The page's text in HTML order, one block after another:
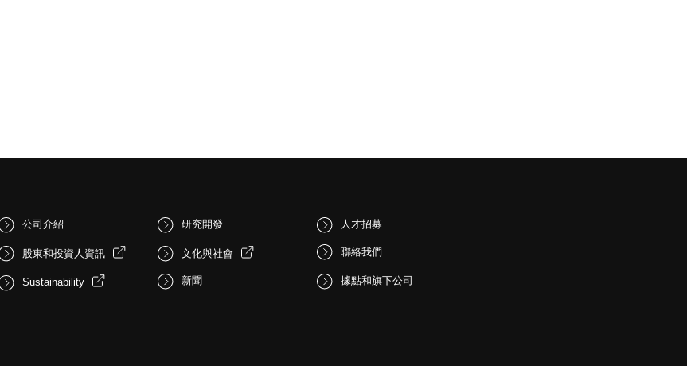
公司介紹
股東和投資人資訊
Sustainability
研究開發
文化與社會
新聞
人才招募
聯絡我們
據點和旗下公司